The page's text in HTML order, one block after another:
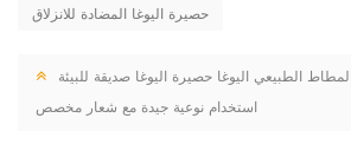
حصيرة اليوغا المضادة للانزلاق
الطبيعي اليوغا حصيرة اليوغا صديقة للبيئة
استخدام نوعية جيدة مع شعار مخصص